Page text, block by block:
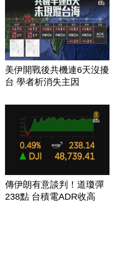
美伊開戰後共機連6天沒擾
台 學者析消失主因
傳伊朗有意談判！道瓊彈
238點 台積電ADR收高